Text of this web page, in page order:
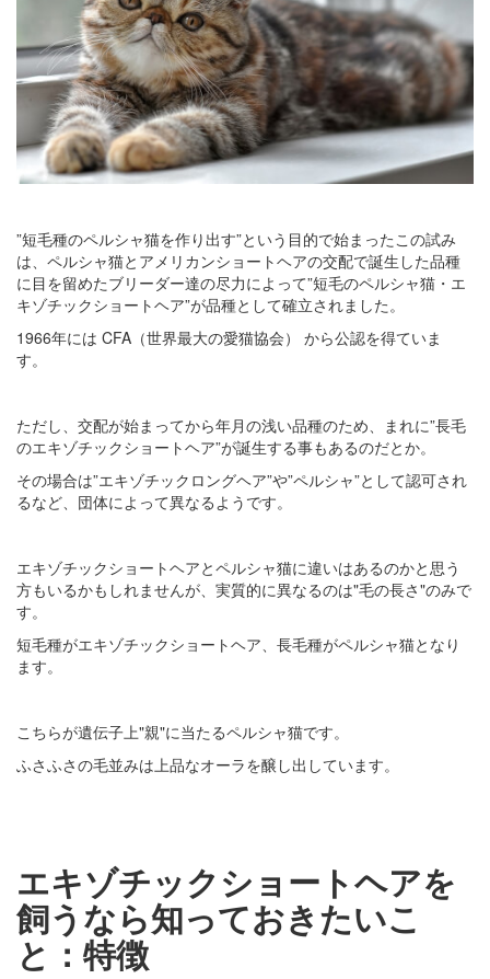
”短毛種のペルシャ猫を作り出す”という目的で始まったこの試み
は、ペルシャ猫とアメリカンショートヘアの交配で誕生した品種
に目を留めたブリーダー達の尽力によって”短毛のペルシャ猫・エ
キゾチックショートヘア”が品種として確立されました。
1966年には CFA（世界最大の愛猫協会） から公認を得ていま
す。
ただし、交配が始まってから年月の浅い品種のため、まれに”長毛
のエキゾチックショートヘア”が誕生する事もあるのだとか。
その場合は”エキゾチックロングヘア”や”ペルシャ”として認可され
るなど、団体によって異なるようです。
エキゾチックショートヘアとペルシャ猫に違いはあるのかと思う
方もいるかもしれませんが、実質的に異なるのは"毛の長さ"のみで
す。
短毛種がエキゾチックショートヘア、長毛種がペルシャ猫となり
ます。
こちらが遺伝子上"親"に当たるペルシャ猫です。
ふさふさの毛並みは上品なオーラを醸し出しています。
エキゾチックショートヘアを
飼うなら知っておきたいこ
と：特徴